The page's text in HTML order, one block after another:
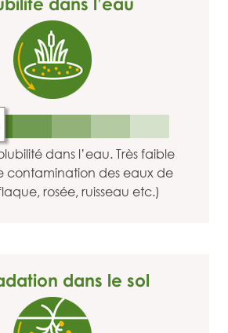
dans l’eau. Très faible
contamination des eaux de
rosée, ruisseau etc.)
dans le sol